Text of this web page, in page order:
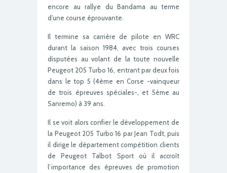
encore au rallye du Bandama au terme
d’une course éprouvante.
Il termine sa carrière de pilote en WRC
durant la saison 1984, avec trois courses
disputées au volant de la toute nouvelle
Peugeot 205 Turbo 16, entrant par deux fois
dans le top 5 (4ème en Corse -vainqueur
de trois épreuves spéciales-, et 5ème au
Sanremo) à 39 ans.
Il se voit alors confier le développement de
la Peugeot 205 Turbo 16 par Jean Todt, puis
il dirige le département compétition clients
de Peugeot Talbot Sport où il accroît
l’importance des épreuves de promotion